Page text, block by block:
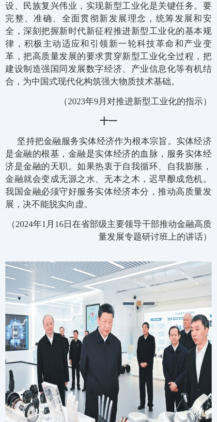
设、民族复兴伟业，实现新型工业化是关键任务。要
完整、准确、全面贯彻新发展理念，统筹发展和安
全，深刻把握新时代新征程推进新型工业化的基本规
律，积极主动适应和引领新一轮科技革命和产业变
革，把高质量发展的要求贯穿新型工业化全过程，把
建设制造强国同发展数字经济、产业信息化等有机结
合，为中国式现代化构筑强大物质技术基础。
（2023年9月对推进新型工业化的指示）
十一
坚持把金融服务实体经济作为根本宗旨。实体经济
是金融的根基，金融是实体经济的血脉，服务实体经
济是金融的天职。如果热衷于自我循环、自我膨胀，
金融就会变成无源之水、无本之木，迟早酿成危机。
我国金融必须守好服务实体经济本分，推动高质量发
展，决不能脱实向虚。
（2024年1月16日在省部级主要领导干部推动金融高质
量发展专题研讨班上的讲话）